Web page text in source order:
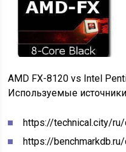
AMD FX-8120vs Intel
Используемые
https://technical.city/
https://